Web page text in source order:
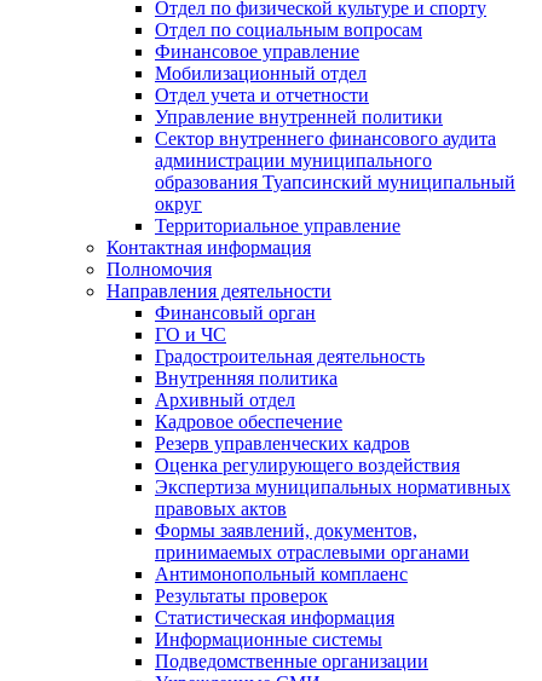
Отдел по физической культуре и спорту
Отдел по социальным вопросам
Финансовое управление
Мобилизационный отдел
Отдел учета и отчетности
Управление внутренней политики
Сектор внутреннего финансового аудита
администрации муниципального
образования Туапсинский муниципальный
округ
Территориальное управление
Контактная информация
Полномочия
Направления деятельности
Финансовый орган
ГО и ЧС
Градостроительная деятельность
Внутренняя политика
Архивный отдел
Кадровое обеспечение
Резерв управленческих кадров
Оценка регулирующего воздействия
Экспертиза муниципальных нормативных
правовых актов
Формы заявлений, документов,
принимаемых отраслевыми органами
Антимонопольный комплаенс
Результаты проверок
Статистическая информация
Информационные системы
Подведомственные организации